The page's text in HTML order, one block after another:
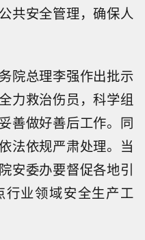
共安全管理，确保人
院总理李强作出批示
力救治伤员，科学组
善做好善后工作。同
法依规严肃处理。当
安委办要督促各地引
行业领域安全生产工